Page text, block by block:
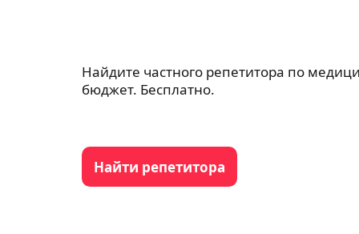
Найдите частного репетитора по
бюджет. Бесплатно.
Найти репетитора